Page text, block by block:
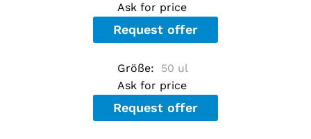
o
f
5
b
s
e
d
n
c
Ask for price
Request offer
Größe:
50 ul
Ask for price
Request offer